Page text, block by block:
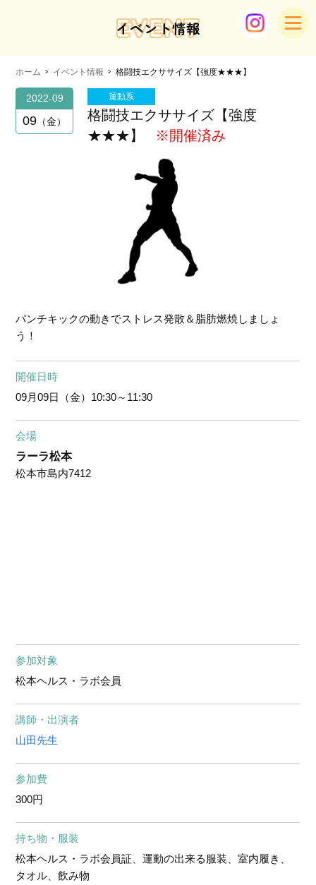
EVENT
イベント情報
ホーム イベント情報 格闘技エクササイズ【強度★★★】
2022-09
09 金
運動系
格闘技エクササイズ【強度
★★★】
※開催済み
パンチキックの動きでストレス発散＆脂肪燃焼しましょ
う！
開催日時
09月09日（金） 10:30～11:30
会場
ラーラ松本
松本市島内7412
参加対象
松本ヘルス・ラボ会員
講師・出演者
山田先生
参加費
300円
持ち物・服装
松本ヘルス・ラボ会員証、運動の出来る服装、室内履き、
タオル、飲み物